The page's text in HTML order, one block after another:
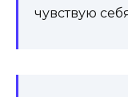
чувствую